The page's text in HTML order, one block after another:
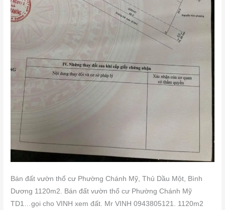
Bán đất vườn thổ cư Phường Chánh Mỹ, Thủ Dầu Một, Bình
Dương 1120m2. Bán đất vườn thổ cư Phường Chánh Mỹ
TD1…gọi cho VINH xem đất. Mr VINH 0943805121. 1120m2